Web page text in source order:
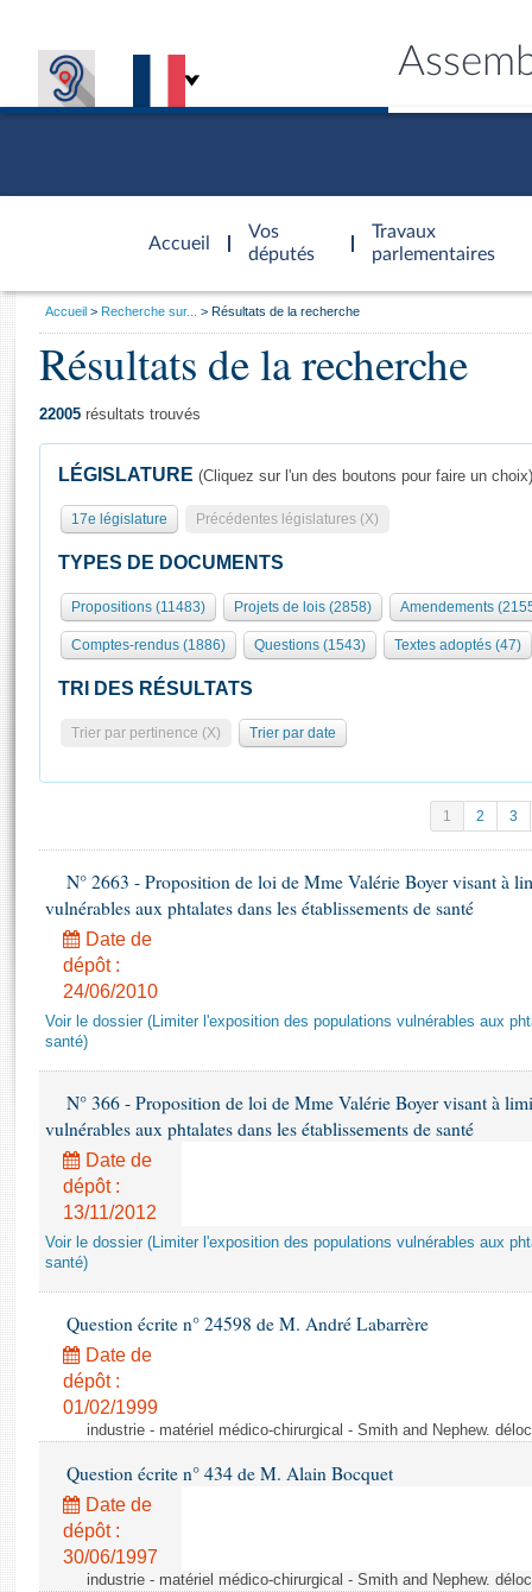
Accueil
d'accueil
Vos
députés
Travaux
parlementaires
Présidence
577 députés
Groupes politiques
Séance publique
Commissions et autres organes
Europe et International
Pétitions
Projets de loi
Propositions de loi
Amendements
Textes adoptés
Rapports d'information
Rapports d'enquête
Rapports législatifs
Rapports sur l'application des lois
Baromètre de l’application des lois
Budget et sécurité sociale
Comptes rendus des débats
Général
Rôle et pouvoirs de l'Assemblée
Organisation de l'Assemblée
Présidence Conférence des Présidents Bureau Collège des
Statistiques et chiffres clés
Juniors
Anciennes législatures
Liens vers les sites publics
Visiter l'Assemblée
Visite virtuelle du palais Bourbon
Assister à une séance
Contacts et plan d'accès
Photos libres de droit
Vous
Accueil Recherche sur... Résultats de la recherche
Résultats de la recherche
22005 résultats trouvés
LÉGISLATURE (Cliquez sur l'un des boutons pour faire un choix)
17e législature Précédentes législatures (X)
TYPES DE DOCUMENTS
Propositions (11483) Projets de lois (2858) Amendements
Comptes-rendus (1886) Questions (1543) Textes adoptés (47)
TRI DES RÉSULTATS
Trier par pertinence (X) Trier par date
1 2 3
N° 2663 - Proposition de loi de Mme Valérie Boyer visant à
vulnérables aux phtalates dans les établissements de santé
Date de
dépôt :
24/06/2010
Voir le dossier (Limiter l'exposition des populations vulnérables aux
santé)
N° 366 - Proposition de loi de Mme Valérie Boyer visant à
vulnérables aux phtalates dans les établissements de santé
Date de
dépôt :
13/11/2012
Voir le dossier (Limiter l'exposition des populations vulnérables aux
santé)
Question écrite n° 24598 de M. André Labarrère
Date de
dépôt :
01/02/1999
industrie - matériel médico-chirurgical - Smith and Nephew.
Question écrite n° 434 de M. Alain Bocquet
Date de
dépôt :
30/06/1997
industrie - matériel médico-chirurgical - Smith and Nephew.